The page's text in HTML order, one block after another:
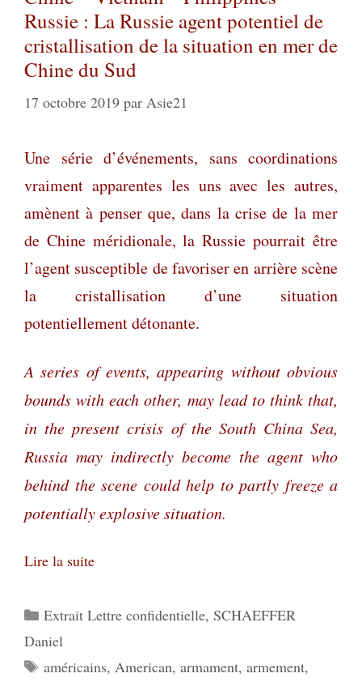
Russie : La Russie agent potentiel de
cristallisation de la situation en mer de
Chine du Sud
17 octobre 2019 par Asie21
Une série d’événements, sans coordinations
vraiment apparentes les uns avec les autres,
amènent à penser que, dans la crise de la mer
de Chine méridionale, la Russie pourrait être
l’agent susceptible de favoriser en arrière scène
la cristallisation d’une situation
potentiellement détonante.
A series of events, appearing without obvious
bounds with each other, may lead to think that,
in the present crisis of the South China Sea,
Russia may indirectly become the agent who
behind the scene could help to partly freeze a
potentially explosive situation.
Lire la suite
Catégories
Extrait Lettre confidentielle, SCHAEFFER
Daniel
Étiquettes
américains, American, armament, armement,